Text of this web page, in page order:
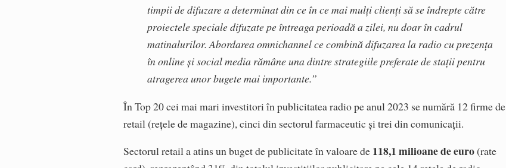
timpii de difuzare a determinat din ce în ce mai mulți clienți să se îndrepte către
proiectele speciale difuzate pe întreaga perioadă a zilei, nu doar în cadrul
matinalurilor. Abordarea omnichannel ce combină difuzarea la radio cu prezența
în online și social media rămâne una dintre strategiile preferate de stații pentru
atragerea unor bugete mai importante.”
În Top 20 cei mai mari investitori în publicitatea radio pe anul 2023 se numără 12 firme de
retail (rețele de magazine), cinci din sectorul farmaceutic și trei din comunicații.
Sectorul retail a atins un buget de publicitate în valoare de 118,1 milioane de euro(rate